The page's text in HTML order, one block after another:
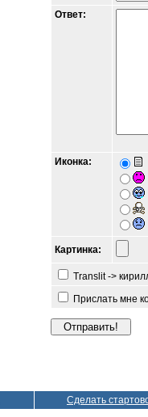
Ответ:
Иконка:
Картинка:
Translit ->
Прислать мне
Сделать